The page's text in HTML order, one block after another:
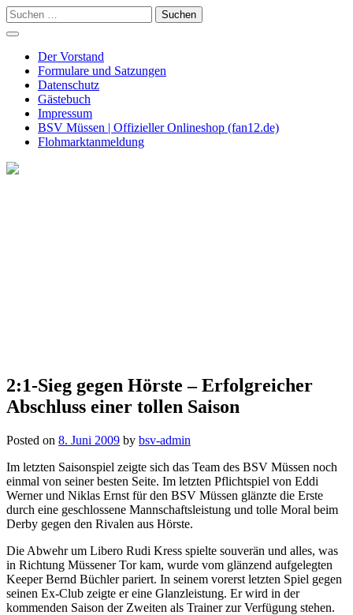
Skip
to
content
Suchen
nach:
Der Vorstand
Formulare und Satzungen
Datenschutz
Gästebuch
Impressum
BSV Müssen | Offizieller Onlineshop (fan12.de)
Flohmarktanmeldung
2:1-Sieg gegen Hörste – Erfolgreicher
Abschluss einer tollen Saison
Posted on 8. Juni 2009 by bsv-admin
Im letzten Saisonspiel zeigte sich das Team des BSV Müssen noch
einmal von seiner besten Seite. Im letzten Pflichtspiel von Eddi
Werner und Niklas Ernst für den BSV Müssen glänzte die Erste
durch eine geschlossene Mannschaftsleistung und tolle Moral beim
Derby gegen den Rivalen aus Hörste.
Die Abwehr um Libero Rudi Kress spielte souverän und alles, was
in Richtung Müssener Tor kam, wurde vom glänzend aufgelegten
Keeper Bernd Büchler pariert. In seinem vorerst letzten Spiel gegen
seinen Ex-Club zeigte er eine Glanzleistung. Er wird in der
kommenden Saison der Zweiten als Trainer zur Verfügung stehen.